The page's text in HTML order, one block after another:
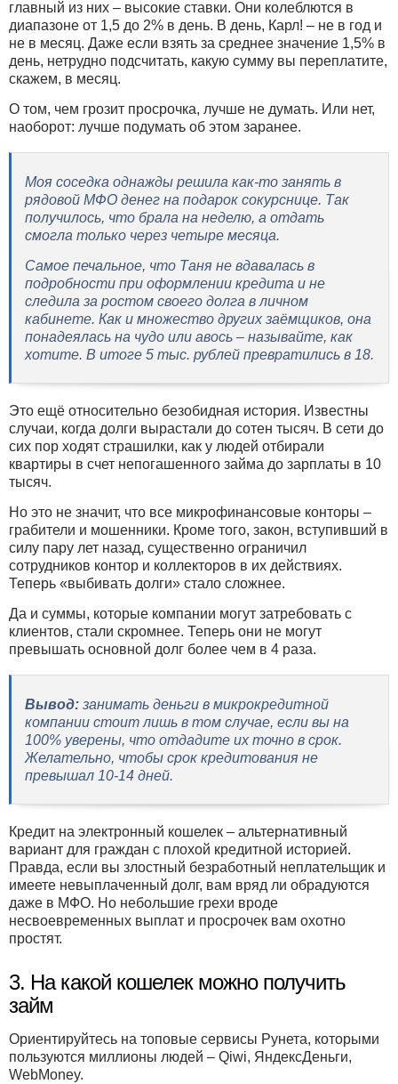
главный из них – высокие ставки. Они колеблются в
диапазоне от 1,5 до 2% в день. В день, Карл! – не в год и
не в месяц. Даже если взять за среднее значение 1,5% в
день, нетрудно подсчитать, какую сумму вы переплатите,
скажем, в месяц.
О том, чем грозит просрочка, лучше не думать. Или нет,
наоборот: лучше подумать об этом заранее.
Моя соседка однажды решила как-то занять в
рядовой МФО денег на подарок сокурснице. Так
получилось, что брала на неделю, а отдать
смогла только через четыре месяца.
Самое печальное, что Таня не вдавалась в
подробности при оформлении кредита и не
следила за ростом своего долга в личном
кабинете. Как и множество других заёмщиков, она
понадеялась на чудо или авось – называйте, как
хотите. В итоге 5 тыс. рублей превратились в 18.
Это ещё относительно безобидная история. Известны
случаи, когда долги вырастали до сотен тысяч. В сети до
сих пор ходят страшилки, как у людей отбирали
квартиры в счет непогашенного займа до зарплаты в 10
тысяч.
Но это не значит, что все микрофинансовые конторы –
грабители и мошенники. Кроме того, закон, вступивший в
силу пару лет назад, существенно ограничил
сотрудников контор и коллекторов в их действиях.
Теперь «выбивать долги» стало сложнее.
Да и суммы, которые компании могут затребовать с
клиентов, стали скромнее. Теперь они не могут
превышать основной долг более чем в 4 раза.
Вывод: занимать деньги в микрокредитной
компании стоит лишь в том случае, если вы на
100% уверены, что отдадите их точно в срок.
Желательно, чтобы срок кредитования не
превышал 10-14 дней.
Кредит на электронный кошелек – альтернативный
вариант для граждан с плохой кредитной историей.
Правда, если вы злостный безработный неплательщик и
имеете невыплаченный долг, вам вряд ли обрадуются
даже в МФО. Но небольшие грехи вроде
несвоевременных выплат и просрочек вам охотно
простят.
3. На какой кошелек можно получить
займ
Ориентируйтесь на топовые сервисы Рунета, которыми
пользуются миллионы людей – Qiwi, ЯндексДеньги,
WebMoney.